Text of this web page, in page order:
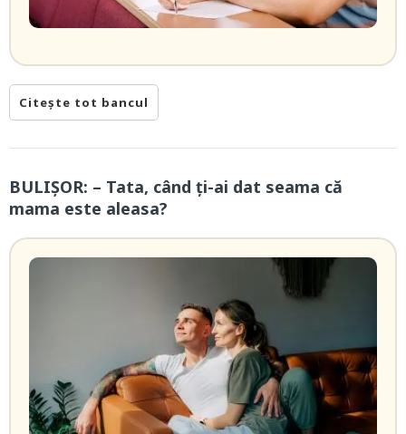
Citește tot bancul
BULIȘOR: – Tata, când ți-ai dat seama că
mama este aleasa?